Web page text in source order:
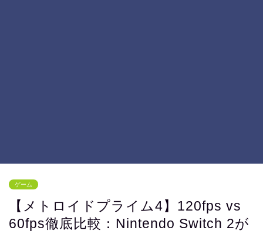
ゲーム
【メトロイドプライム4】120fps vs
60fps徹底比較：Nintendo Switch 2が